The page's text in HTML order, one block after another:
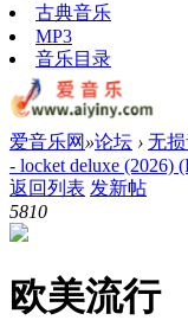
古典音乐
MP3
音乐目录
爱音乐网 »论坛 › 无
- locket deluxe (2026)
返回列表 发新帖
5810
欧美流行